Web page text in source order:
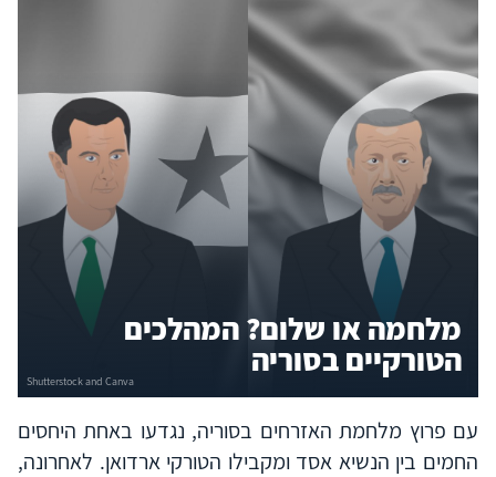
מלחמה או שלום? המהלכים
הטורקיים בסוריה
עם פרוץ מלחמת האזרחים בסוריה, נגדעו באחת היחסים
החמים בין הנשיא אסד ומקבילו הטורקי ארדואן. לאחרונה,